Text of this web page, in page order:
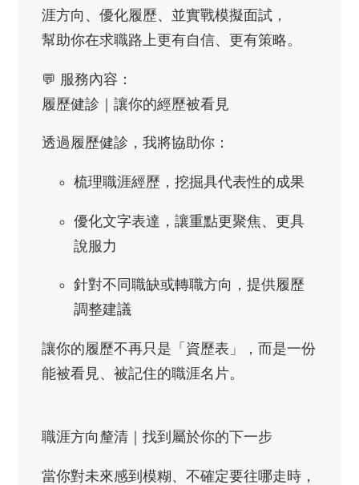
涯方向、優化履歷、並實戰模擬面試，
幫助你在求職路上更有自信、更有策略。
💬 服務內容 ：
履歷健診｜讓你的經歷被看見
透過履歷健診，我將協助你：
梳理職涯經歷，挖掘具代表性的成果
優化文字表達，讓重點更聚焦、更具
說服力
針對不同職缺或轉職方向，提供履歷
調整建議
讓你的履歷不再只是「資歷表」，而是一份
能被看見、被記住的職涯名片。
職涯方向釐清｜找到屬於你的下一步
當你對未來感到模糊、不確定要往哪走時，